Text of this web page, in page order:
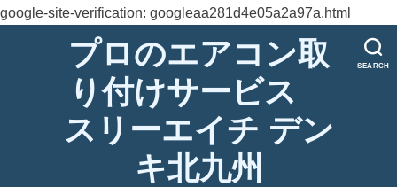
google-site-verification: googleaa281d4e05a2a97a.html
SEARCH
プロのエアコン取
り付けサービス
スリーエイチ デン
キ北九州